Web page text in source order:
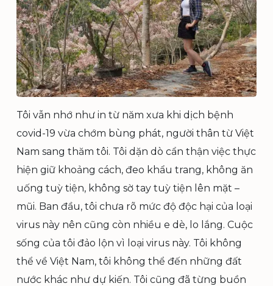
Tôi vẫn nhớ như in từ năm xưa khi dịch bệnh
covid-19 vừa chớm bùng phát, người thân từ Việt
Nam sang thăm tôi. Tôi dặn dò cẩn thận việc thực
hiện giữ khoảng cách, đeo khẩu trang, không ăn
uống tuỳ tiện, không sờ tay tuỳ tiện lên mặt –
mũi. Ban đầu, tôi chưa rõ mức độ độc hại của loại
virus này nên cũng còn nhiều e dè, lo lắng. Cuộc
sống của tôi đảo lộn vì loại virus này. Tôi không
thể về Việt Nam, tôi không thể đến những đất
nước khác như dự kiến. Tôi cũng đã từng buồn